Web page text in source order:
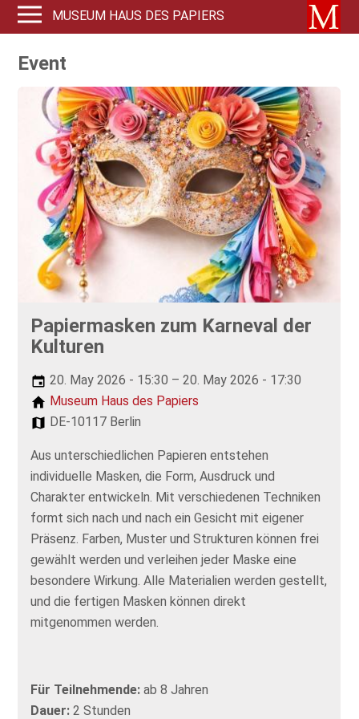
MUSEUM HAUS DES PAPIERS
Event
Papiermasken zum Karneval der
Kulturen
20. May 2026 - 15:30 – 20. May 2026 - 17:30
Museum Haus des Papiers
DE-10117 Berlin
Aus unterschiedlichen Papieren entstehen
individuelle Masken, die Form, Ausdruck und
Charakter entwickeln. Mit verschiedenen Techniken
formt sich nach und nach ein Gesicht mit eigener
Präsenz. Farben, Muster und Strukturen können frei
gewählt werden und verleihen jeder Maske eine
besondere Wirkung. Alle Materialien werden gestellt,
und die fertigen Masken können direkt
mitgenommen werden.
Für Teilnehmende: ab 8 Jahren
Dauer: 2 Stunden